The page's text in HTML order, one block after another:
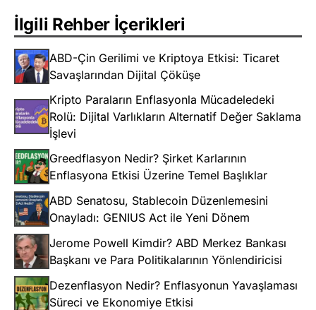
İlgili Rehber İçerikleri
ABD-Çin Gerilimi ve Kriptoya Etkisi: Ticaret
Savaşlarından Dijital Çöküşe
Kripto Paraların Enflasyonla Mücadeledeki
Rolü: Dijital Varlıkların Alternatif Değer Saklama
İşlevi
Greedflasyon Nedir? Şirket Karlarının
Enflasyona Etkisi Üzerine Temel Başlıklar
ABD Senatosu, Stablecoin Düzenlemesini
Onayladı: GENIUS Act ile Yeni Dönem
Jerome Powell Kimdir? ABD Merkez Bankası
Başkanı ve Para Politikalarının Yönlendiricisi
Dezenflasyon Nedir? Enflasyonun Yavaşlaması
Süreci ve Ekonomiye Etkisi